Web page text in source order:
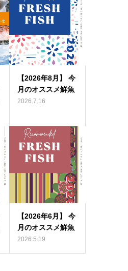
【2026年8月】 今
月のオススメ鮮魚
2026.7.16
【2026年6月】 今
月のオススメ鮮魚
2026.5.19